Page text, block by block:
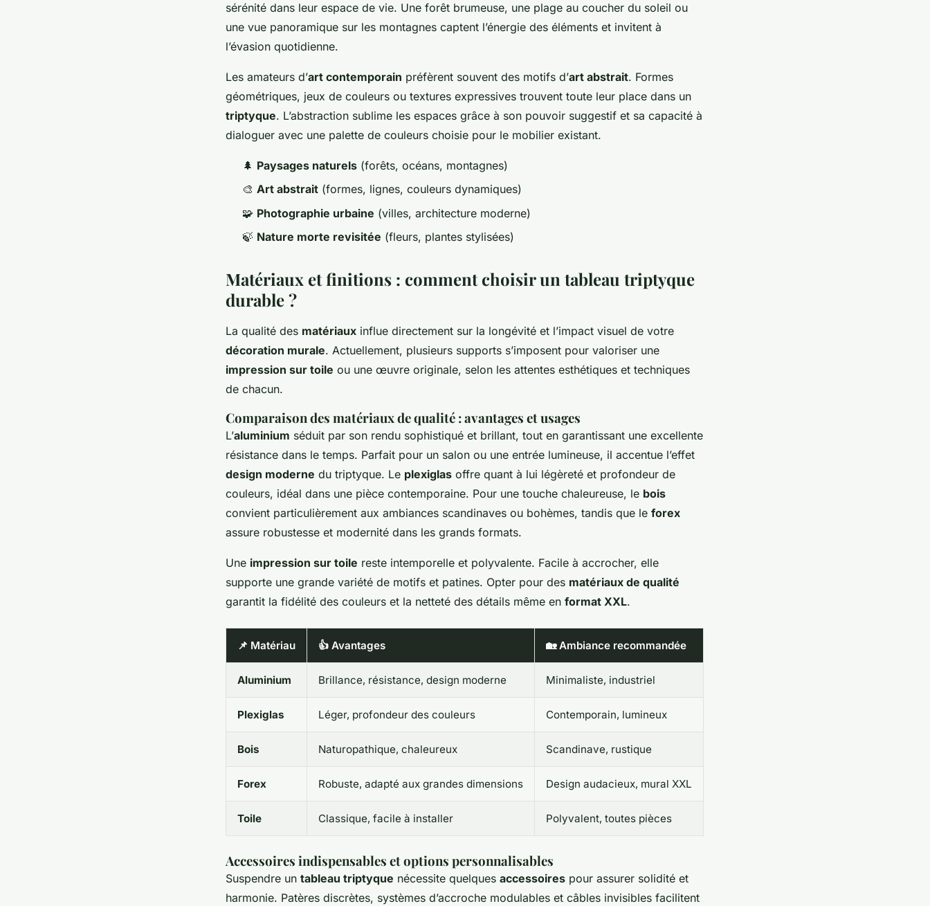
sérénité dans leur espace de vie. Une forêt brumeuse, une plage au coucher du soleil ou
une vue panoramique sur les montagnes captent l’énergie des éléments et invitent à
l’évasion quotidienne.
Les amateurs d’art contemporain préfèrent souvent des motifs d’art abstrait. Formes
géométriques, jeux de couleurs ou textures expressives trouvent toute leur place dans un
triptyque. L’abstraction sublime les espaces grâce à son pouvoir suggestif et sa capacité à
dialoguer avec une palette de couleurs choisie pour le mobilier existant.
🌲 Paysages naturels (forêts, océans, montagnes)
🎨 Art abstrait (formes, lignes, couleurs dynamiques)
🧩 Photographie urbaine (villes, architecture moderne)
🍃 Nature morte revisitée (fleurs, plantes stylisées)
Matériaux et finitions : comment choisir un tableau triptyque
durable ?
La qualité des matériaux influe directement sur la longévité et l’impact visuel de votre
décoration murale. Actuellement, plusieurs supports s’imposent pour valoriser une
impression sur toile ou une œuvre originale, selon les attentes esthétiques et techniques
de chacun.
Comparaison des matériaux de qualité : avantages et usages
L’aluminium séduit par son rendu sophistiqué et brillant, tout en garantissant une excellente
résistance dans le temps. Parfait pour un salon ou une entrée lumineuse, il accentue l’effet
design moderne du triptyque. Le plexiglas offre quant à lui légèreté et profondeur de
couleurs, idéal dans une pièce contemporaine. Pour une touche chaleureuse, le bois
convient particulièrement aux ambiances scandinaves ou bohèmes, tandis que le forex
assure robustesse et modernité dans les grands formats.
Une impression sur toile reste intemporelle et polyvalente. Facile à accrocher, elle
supporte une grande variété de motifs et patines. Opter pour des matériaux de qualité
garantit la fidélité des couleurs et la netteté des détails même en format XXL.
📌 Matériau 👍 Avantages 🏡 Ambiance recommandée
Aluminium Brillance, résistance, design moderne Minimaliste, industriel
Plexiglas Léger, profondeur des couleurs Contemporain, lumineux
Bois Naturopathique, chaleureux Scandinave, rustique
Forex Robuste, adapté aux grandes dimensions Design audacieux, mural XXL
Toile Classique, facile à installer Polyvalent, toutes pièces
Accessoires indispensables et options personnalisables
Suspendre un tableau triptyque nécessite quelques accessoires pour assurer solidité et
harmonie. Patères discrètes, systèmes d’accroche modulables et câbles invisibles facilitent